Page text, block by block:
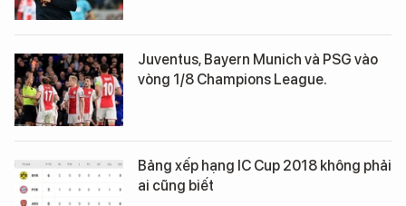
Juventus, Bayern Munich và PSG vào
vòng 1/8 Champions League.
Bảng xếp hạng IC Cup 2018 không phải
ai cũng biết